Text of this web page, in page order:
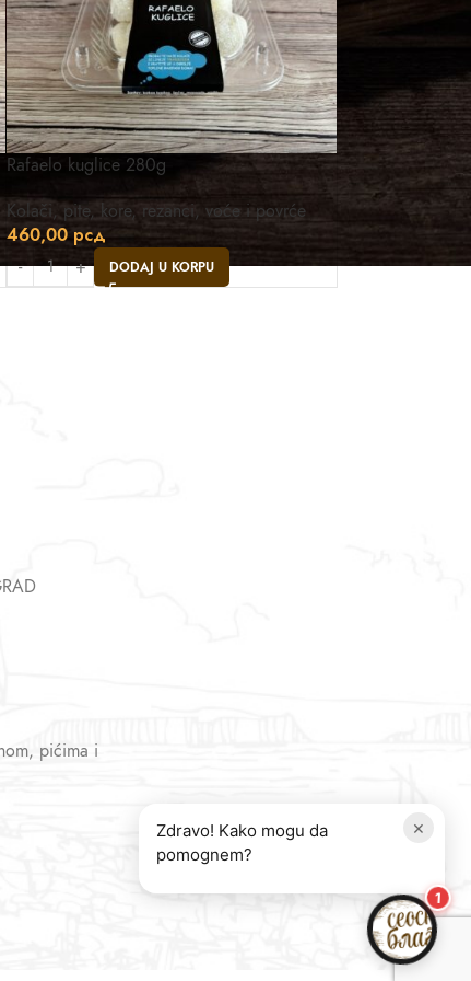
Rafaelo kuglice 280g
Kolači, pite, kore, rezanci, voće i povrće
460,00рсд
DODAJ U KORPU
pićima i
×
Zdravo! Kako mogu da
pomognem?
1
Asistent